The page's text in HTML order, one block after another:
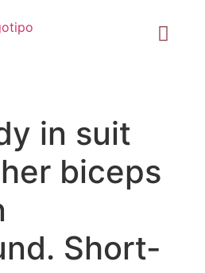
in suit
biceps
Short-